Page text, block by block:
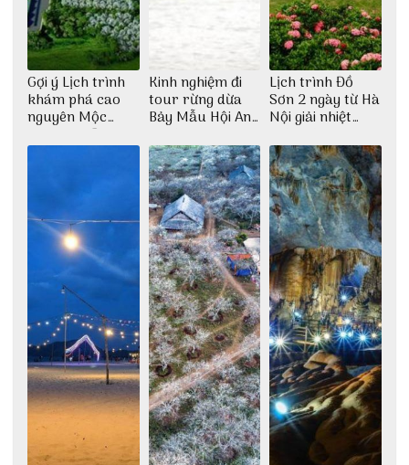
Gợi ý Lịch trình
khám phá cao
nguyên Mộc
Châu 2N1Đ cực
chi tiết
Kinh nghiệm đi
tour rừng dừa
Bảy Mẫu Hội An
Lịch trình Đồ
Sơn 2 ngày từ Hà
Nội giải nhiệt